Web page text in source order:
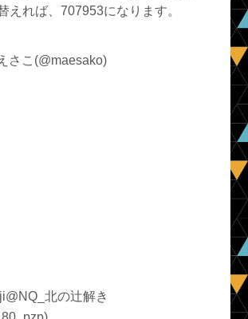
えれば、707953になります。
こ(@maesako)
北の辻解き